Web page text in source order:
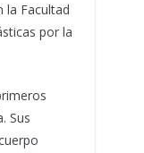
la Facultad
por la
Sus